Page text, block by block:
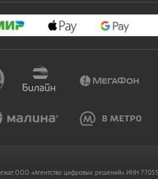
OOO «Агентство цифровых решений» ИНН